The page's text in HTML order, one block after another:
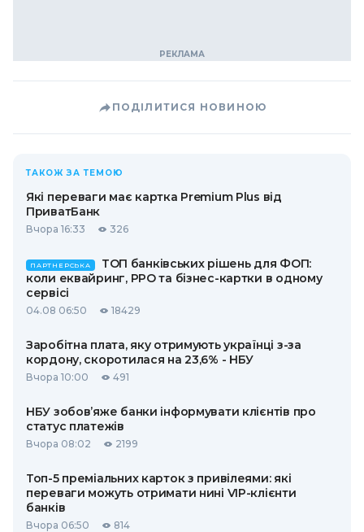
ПОДІЛИТИСЯ НОВИНОЮ
ТАКОЖ ЗА ТЕМОЮ
Які переваги має картка Premium Plus від
ПриватБанк
Вчора 16:33 326
ПАРТНЕРСЬКА
ТОП банківських рішень для ФОП:
коли еквайринг, РРО та бізнес-картки в одному
сервісі
04.08 06:50 18429
Заробітна плата, яку отримують українці з-за
кордону, скоротилася на 23,6% - НБУ
Вчора 10:00 491
НБУ зобов’яже банки інформувати клієнтів про
статус платежів
Вчора 08:02 2199
Топ-5 преміальних карток з привілеями: які
переваги можуть отримати нині VIP-клієнти
банків
Вчора 06:50 814